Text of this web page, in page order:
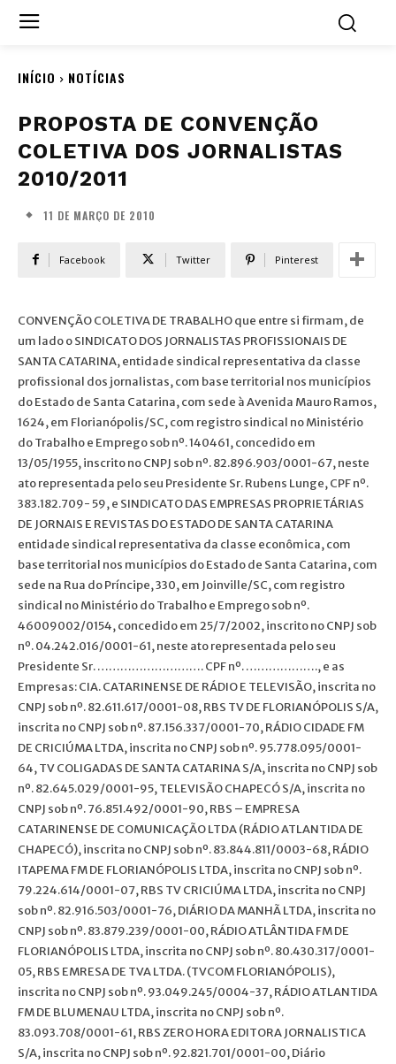
INÍCIO NOTÍCIAS
PROPOSTA DE CONVENÇÃO
COLETIVA DOS JORNALISTAS
2010/2011
11 DE MARÇO DE 2010
Facebook Twitter Pinterest
CONVENÇÃO COLETIVA DE TRABALHO que entre si firmam, de
um lado o SINDICATO DOS JORNALISTAS PROFISSIONAIS DE
SANTA CATARINA, entidade sindical representativa da classe
profissional dos jornalistas, com base territorial nos municípios
do Estado de Santa Catarina, com sede à Avenida Mauro Ramos,
1624, em Florianópolis/SC, com registro sindical no Ministério
do Trabalho e Emprego sob nº. 140461, concedido em
13/05/1955, inscrito no CNPJ sob nº. 82.896.903/0001-67, neste
ato representada pelo seu Presidente Sr. Rubens Lunge, CPF nº.
383.182.709- 59, e SINDICATO DAS EMPRESAS PROPRIETÁRIAS
DE JORNAIS E REVISTAS DO ESTADO DE SANTA CATARINA
entidade sindical representativa da classe econômica, com
base territorial nos municípios do Estado de Santa Catarina, com
sede na Rua do Príncipe, 330, em Joinville/SC, com registro
sindical no Ministério do Trabalho e Emprego sob nº.
46009002/0154, concedido em 25/7/2002, inscrito no CNPJ sob
nº. 04.242.016/0001-61, neste ato representada pelo seu
Presidente Sr. ………………………. CPF nº. ………………., e as
Empresas: CIA. CATARINENSE DE RÁDIO E TELEVISÃO, inscrita no
CNPJ sob nº. 82.611.617/0001-08, RBS TV DE FLORIANÓPOLIS S/A,
inscrita no CNPJ sob nº. 87.156.337/0001-70, RÁDIO CIDADE FM
DE CRICIÚMA LTDA, inscrita no CNPJ sob nº. 95.778.095/0001-
64, TV COLIGADAS DE SANTA CATARINA S/A, inscrita no CNPJ sob
nº. 82.645.029/0001-95, TELEVISÃO CHAPECÓ S/A, inscrita no
CNPJ sob nº. 76.851.492/0001-90, RBS – EMPRESA
CATARINENSE DE COMUNICAÇÃO LTDA (RÁDIO ATLANTIDA DE
CHAPECÓ), inscrita no CNPJ sob nº. 83.844.811/0003-68, RÁDIO
ITAPEMA FM DE FLORIANÓPOLIS LTDA, inscrita no CNPJ sob nº.
79.224.614/0001-07, RBS TV CRICIÚMA LTDA, inscrita no CNPJ
sob nº. 82.916.503/0001-76, DIÁRIO DA MANHÃ LTDA, inscrita no
CNPJ sob nº. 83.879.239/0001-00, RÁDIO ATLÂNTIDA FM DE
FLORIANÓPOLIS LTDA, inscrita no CNPJ sob nº. 80.430.317/0001-
05, RBS EMRESA DE TVA LTDA. (TVCOM FLORIANÓPOLIS),
inscrita no CNPJ sob nº. 93.049.245/0004-37, RÁDIO ATLANTIDA
FM DE BLUMENAU LTDA, inscrita no CNPJ sob nº.
83.093.708/0001-61, RBS ZERO HORA EDITORA JORNALISTICA
S/A, inscrita no CNPJ sob nº. 92.821.701/0001-00, Diário